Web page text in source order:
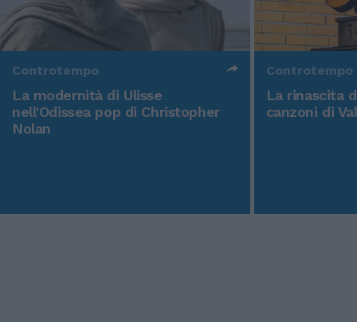
Controtempo
La modernità di Ulisse
nell'Odissea pop di Christopher
Nolan
Controtempo
La rinascita
canzoni di